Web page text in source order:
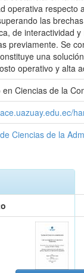
operativa respecto
las
de interactividad y
previamente. Se
una
operativo y alta
en Ciencias de la
Ciencias de la